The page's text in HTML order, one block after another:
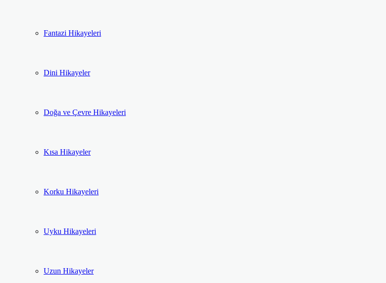
Fantazi Hikayeleri
Dini Hikayeler
Doğa ve Çevre Hikayeleri
Kısa Hikayeler
Korku Hikayeleri
Uyku Hikayeleri
Uzun Hikayeler